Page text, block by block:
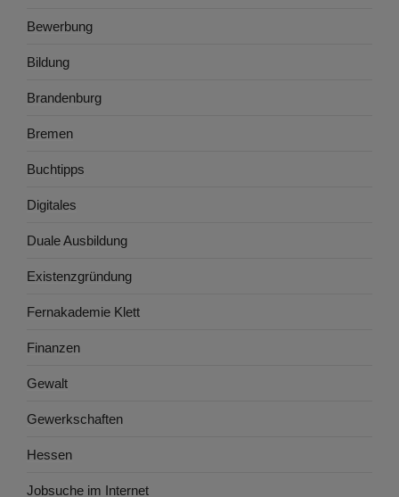
Bewerbung
Bildung
Brandenburg
Bremen
Buchtipps
Digitales
Duale Ausbildung
Existenzgründung
Fernakademie Klett
Finanzen
Gewalt
Gewerkschaften
Hessen
Jobsuche im Internet